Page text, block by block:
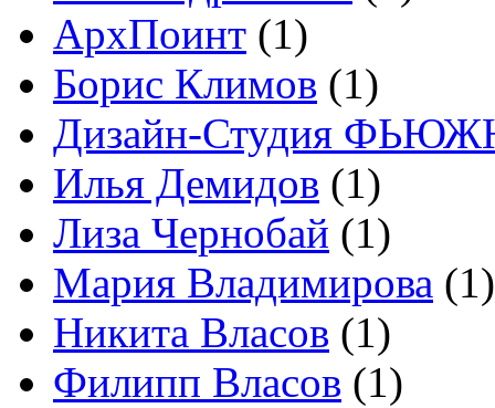
АрхПоинт (1)
Борис Климов (1)
Дизайн-Студия
Илья Демидов (1)
Лиза Чернобай (1)
Мария Владимирова (1)
Никита Власов (1)
Филипп Власов (1)